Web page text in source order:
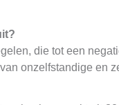
die tot een
onzelfstandige en